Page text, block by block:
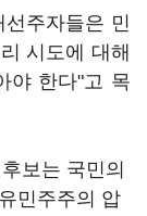
주자들은 민
시도에 대해
야 한다"고 목
보는 국민의
민주주의 압